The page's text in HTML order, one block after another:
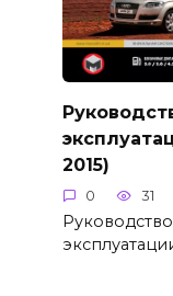
2015)
0 31